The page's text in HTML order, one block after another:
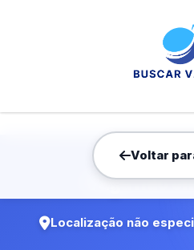
Voltar
Vaga não
Localização não